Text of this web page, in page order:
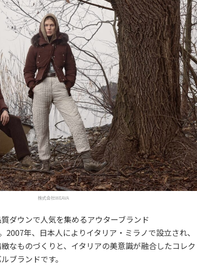
株式会社WEAVA
ダウンで人気を集めるアウターブランド
2007年、日本人によりイタリア・ミラノで設立され、
なものづくりと、イタリアの美意識が融合したコレク
ブランドです。